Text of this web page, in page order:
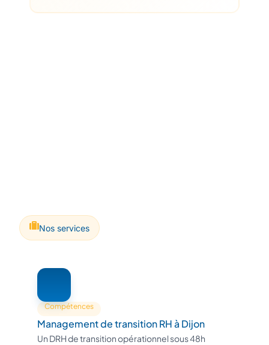
Nos services
Compétences
Management de transition RH à Dijon
Un DRH de transition opérationnel sous 48h